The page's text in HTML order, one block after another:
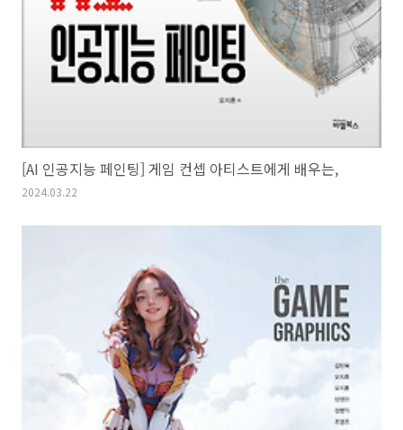
[AI 인공지능 페인팅] 게임 컨셉 아티스트에게 배우는,
2024.03.22